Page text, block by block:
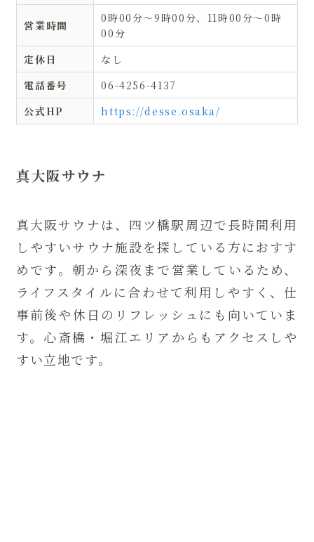
営業時間
0時00分〜9時00分、11時00分〜0時
00分
定休日
なし
電話番号
06-4256-4137
公式HP
https://desse.osaka/
真大阪サウナ
真大阪サウナは、四ツ橋駅周辺で長時間利用
しやすいサウナ施設を探している方におすす
めです。朝から深夜まで営業しているため、
ライフスタイルに合わせて利用しやすく、仕
事前後や休日のリフレッシュにも向いていま
す。心斎橋・堀江エリアからもアクセスしや
すい立地です。